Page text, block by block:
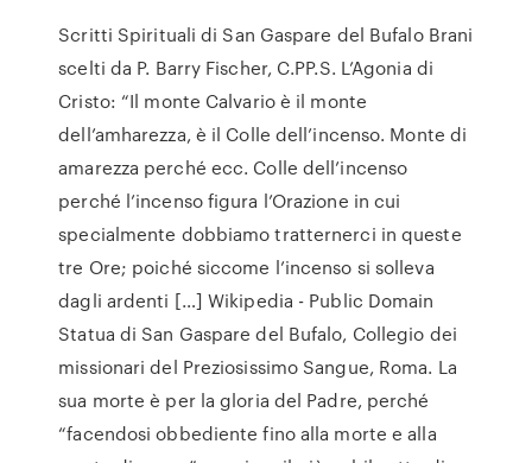
Scritti Spirituali di San Gaspare del Bufalo Brani
scelti da P. Barry Fischer, C.PP.S. L’Agonia di
Cristo: “Il monte Calvario è il monte
dell’amharezza, è il Colle dell’incenso. Monte di
amarezza perché ecc. Colle dell’incenso
perché l’incenso figura l’Orazione in cui
specialmente dobbiamo tratternerci in queste
tre Ore; poiché siccome l’incenso si solleva
dagli ardenti […] Wikipedia - Public Domain
Statua di San Gaspare del Bufalo, Collegio dei
missionari del Preziosissimo Sangue, Roma. La
sua morte è per la gloria del Padre, perché
“facendosi obbediente fino alla morte e alla